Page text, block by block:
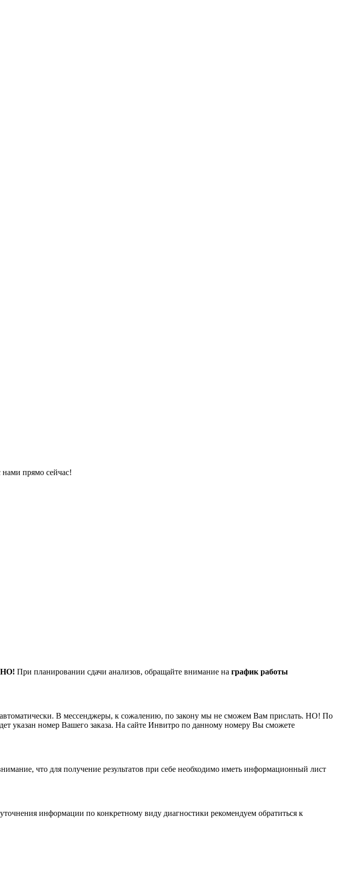
прямо сейчас!
При планировании сдачи анализов, обращайте внимание на график работы
В мессенджеры, к сожалению, по закону мы не сможем Вам прислать. НО! По
указан номер Вашего заказа. На сайте Инвитро по данному номеру Вы сможете
что для получение результатов при себе необходимо иметь информационный лист
информации по конкретному виду диагностики рекомендуем обратиться к